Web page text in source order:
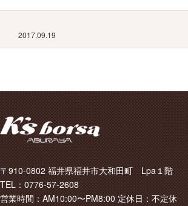
2017.09.19
〒910-0802 福井県福井市大和田町 Lpa１階
TEL：0776-57-2608
営業時間：AM10:00〜PM8:00 定休日：不定休